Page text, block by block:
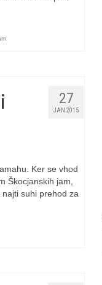
27
JAN 2015
Ker se vhod
Škocjanskih jam,
suhi prehod za